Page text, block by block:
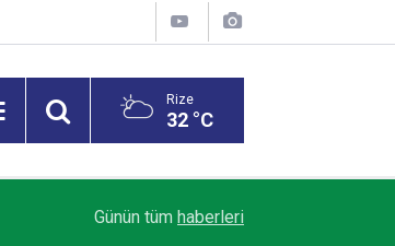
Rize
32 °C
Heyecanı
Günün tüm haberleri